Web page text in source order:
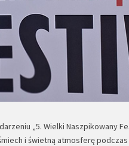
„5. Wielki Naszpikowany
i świetną atmosferę